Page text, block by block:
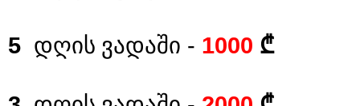
5 დღის ვადაში - 1000 ₾